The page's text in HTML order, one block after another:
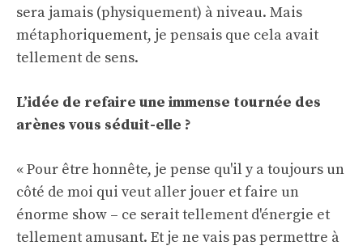
sera jamais (physiquement) à niveau. Mais
métaphoriquement, je pensais que cela avait
tellement de sens.
L’idée de refaire une immense tournée des
arènes vous séduit-elle ?
« Pour être honnête, je pense qu'il y a toujours un
côté de moi qui veut aller jouer et faire un
énorme show – ce serait tellement d'énergie et
tellement amusant. Et je ne vais pas permettre à